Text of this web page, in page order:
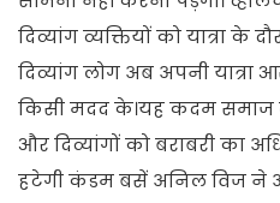
दिव्यांग व्यक्तियों को यात्रा के
दिव्यांग लोग अब अपनी
किसी मदद के।यह कदम समाज
और दिव्यांगों को बराबरी का
हटेगी कंडम बसें अनिल विज ने